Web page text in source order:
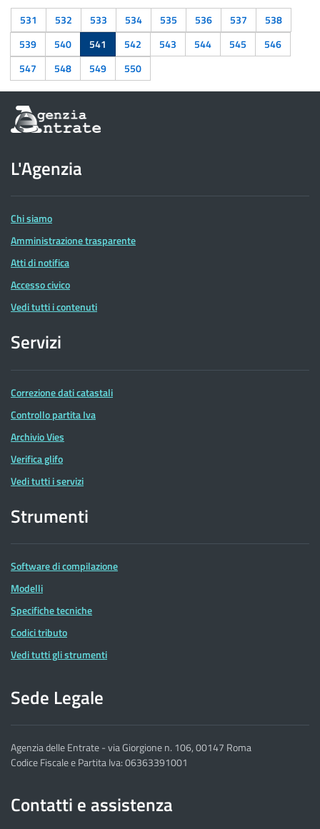
531 532 533 534 535 536 537
538
539
540 541 542 543 544 545
546
547
548 549 550
Informazioni
sul
dell'Agenzia
delle
Entrate
L'Agenzia
Chi siamo
Amministrazione trasparente
Atti di notifica
Accesso civico
Vedi tutti i contenuti
Servizi
Correzione dati catastali
Controllo partita Iva
Archivio Vies
Verifica glifo
Vedi tutti i servizi
Strumenti
Software di compilazione
Modelli
Specifiche tecniche
Codici tributo
Vedi tutti gli strumenti
Sede Legale
Agenzia delle Entrate - via Giorgione n. 106, 00147 Roma
Codice Fiscale e Partita Iva: 06363391001
Contatti e assistenza